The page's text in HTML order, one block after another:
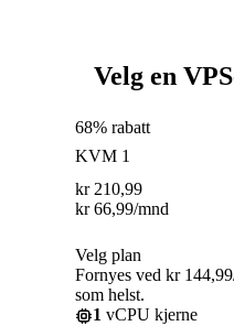
Velg en
68% rabatt
KVM 1
kr 210,99
kr 66,99/mnd
Velg plan
Fornyes ved kr
som helst.
1 vCPU kjerne